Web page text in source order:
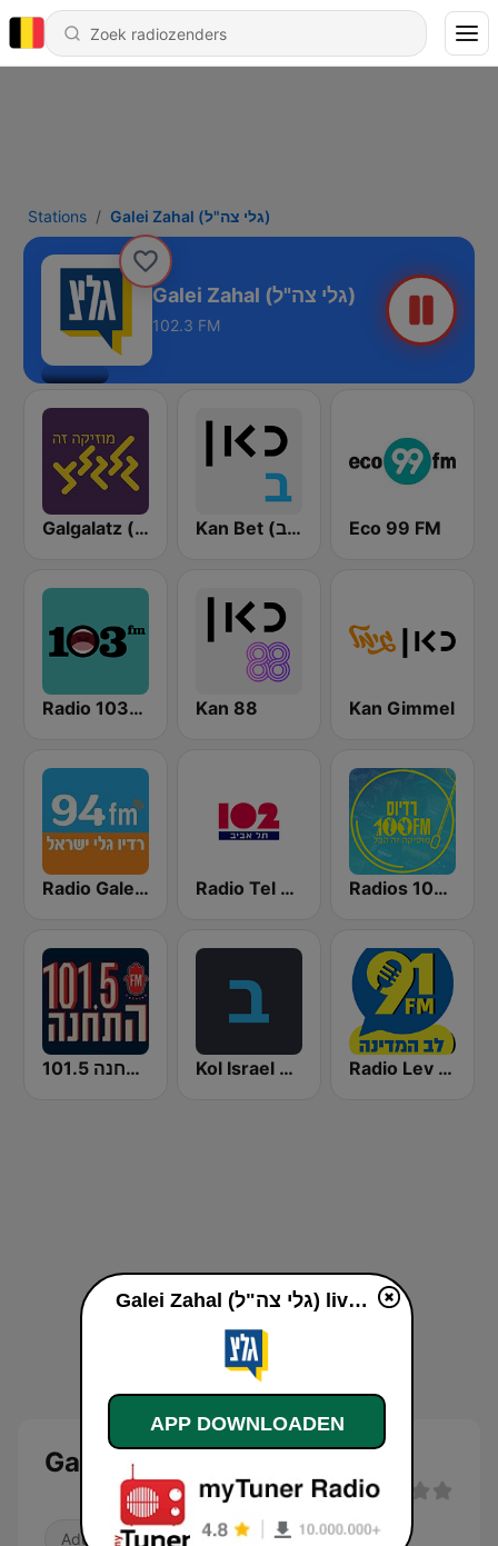
Stations Galei Zahal (גלי צה"ל)
Galei Zahal (גלי צה"ל)
102.3 FM
Galgalatz (גלגלצ רדיו) Kan Bet (כאן ב' / רשת ב') Eco 99 FM
Radio 103FM Kan 88 Kan Gimmel
Radio Galey Israel (רדיו גלי ישראל) Radio Tel Aviv 102FM (רדיו תל אביב) Radios 100FM (רדיוס)
התחנה 101.5 Kol Israel Reshet Bet Radio Lev HaMedina 91 FM (לב המדינה)
Adult Contemporary Nieuws
Galei Zahal (גלי צה"ל) live luisteren
APP DOWNLOADEN